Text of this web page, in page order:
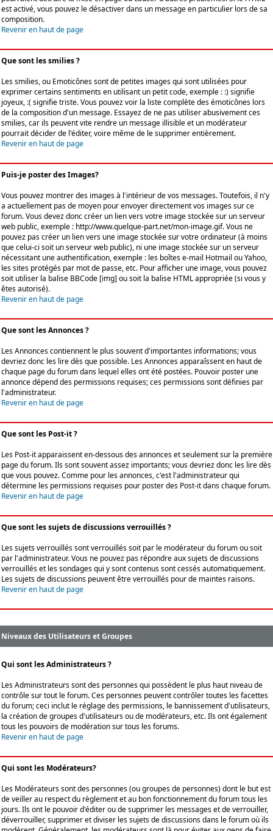
est activé, vous pouvez le désactiver dans un message en particulier lors de sa
composition.
Revenir en haut de page
Que sont les smilies ?
Les smilies, ou Emoticônes sont de petites images qui sont utilisées pour
exprimer certains sentiments en utilisant un petit code, exemple : :) signifie
joyeux, :( signifie triste. Vous pouvez voir la liste complète des émoticônes lors
de la composition d'un message. Essayez de ne pas utiliser abusivement ces
smilies, car ils peuvent vite rendre un message illisible et un modérateur
pourrait décider de l'éditer, voire même de le supprimer entièrement.
Revenir en haut de page
Puis-je poster des Images?
Vous pouvez montrer des images à l'intérieur de vos messages. Toutefois, il n'y
a actuellement pas de moyen pour envoyer directement vos images sur ce
forum. Vous devez donc créer un lien vers votre image stockée sur un serveur
web public, exemple : http://www.quelque-part.net/mon-image.gif. Vous ne
pouvez pas créer un lien vers une image stockée sur votre ordinateur (à moins
que celui-ci soit un serveur web public), ni une image stockée sur un serveur
nécessitant une authentification, exemple : les boîtes e-mail Hotmail ou Yahoo,
les sites protégés par mot de passe, etc. Pour afficher une image, vous pouvez
soit utiliser la balise BBCode [img] ou soit la balise HTML appropriée (si vous y
êtes autorisé).
Revenir en haut de page
Que sont les Annonces ?
Les Annonces contiennent le plus souvent d'importantes informations; vous
devriez donc les lire dès que possible. Les Annonces apparaîssent en haut de
chaque page du forum dans lequel elles ont été postées. Pouvoir poster une
annonce dépend des permissions requises; ces permissions sont définies par
l'administrateur.
Revenir en haut de page
Que sont les Post-it ?
Les Post-it apparaissent en-dessous des annonces et seulement sur la première
page du forum. Ils sont souvent assez importants; vous devriez donc les lire dès
que vous pouvez. Comme pour les annonces, c'est l'administrateur qui
détermine les permissions requises pour poster des Post-it dans chaque forum.
Revenir en haut de page
Que sont les sujets de discussions verrouillés ?
Les sujets verrouillés sont verrouillés soit par le modérateur du forum ou soit
par l'administrateur. Vous ne pouvez pas répondre aux sujets de discussions
verrouillés et les sondages qui y sont contenus sont cessés automatiquement.
Les sujets de discussions peuvent être verrouillés pour de maintes raisons.
Revenir en haut de page
Niveaux des Utilisateurs et Groupes
Qui sont les Administrateurs ?
Les Administrateurs sont des personnes qui possèdent le plus haut niveau de
contrôle sur tout le forum. Ces personnes peuvent contrôler toutes les facettes
du forum; ceci inclut le réglage des permissions, le bannissement d'utilisateurs,
la création de groupes d'utilisateurs ou de modérateurs, etc. Ils ont également
tous les pouvoirs de modération sur tous les forums.
Revenir en haut de page
Qui sont les Modérateurs?
Les Modérateurs sont des personnes (ou groupes de personnes) dont le but est
de veiller au respect du règlement et au bon fonctionnement du forum tous les
jours. Ils ont le pouvoir d'éditer ou de supprimer les messages et de verrouiller,
déverrouiller, supprimer et diviser les sujets de discussions dans le forum où ils